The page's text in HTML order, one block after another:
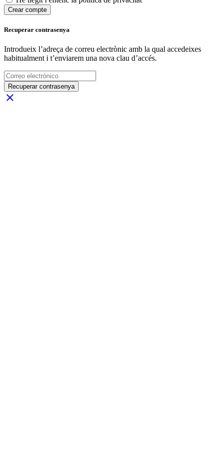
Crear compte
Recuperar contrasenya
Introdueix l’adreça de correu electrònic amb la qual accedeixes
habitualment i t’enviarem una nova clau d’accés.
Recuperar contrasenya
close